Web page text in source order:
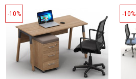
-10% -10%